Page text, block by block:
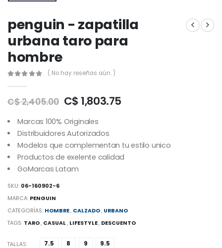
penguin - zapatilla
urbana taro para
hombre
( No hay reseñas aún. )
C$ 2,405.00 C$ 1,803.75
Marcas 100% Originales
Distribuidores Autorizados
Modelos que complementan tu estilo unico
Productos de exelente calidad
GoMarcas Latam
SKU: 06-160902-6
MARCA: PENGUIN
CATEGORÍAS: HOMBRE, CALZADO, URBANO
TAGS: TARO, CASUAL, LIFESTYLE, DESCUENTO
TALLAS: 7.5 8 9 9.5